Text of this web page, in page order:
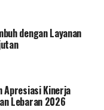
dengan Layanan
Apresiasi Kinerja
Lebaran 2026